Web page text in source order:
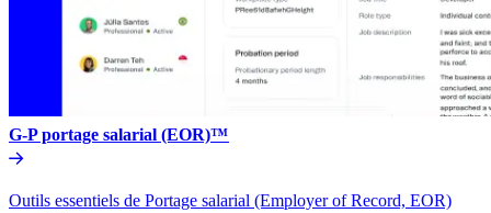
G-P portage salarial (EOR)™​​
Outils essentiels de Portage salarial (Employer of Record, EOR)